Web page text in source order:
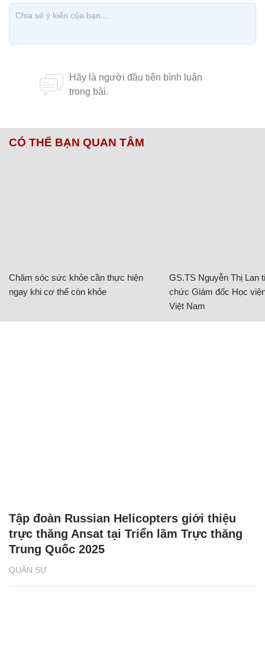
CÓ THỂ BẠN QUAN TÂM
Chăm sóc sức khỏe cần thực hiện
ngay khi cơ thể còn khỏe
GS.TS Nguyễn Thị Lan
chức Giám đốc Học
Việt Nam
QUÂN SỰ
Tập đoàn Russian Helicopters giới thiệu
trực thăng Ansat tại Triển lãm Trực thăng
Trung Quốc 2025